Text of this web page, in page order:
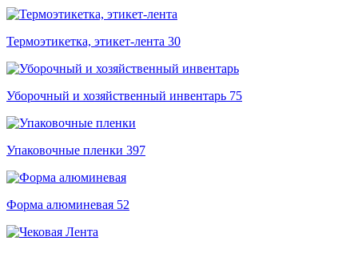
Термоэтикетка, этикет-лента 30
Уборочный и хозяйственный инвентарь 75
Упаковочные пленки 397
Форма алюминевая 52